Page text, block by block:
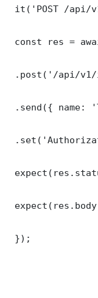
it('POST /api/
const res =
.post('/api/v1/
.send({ name:
});